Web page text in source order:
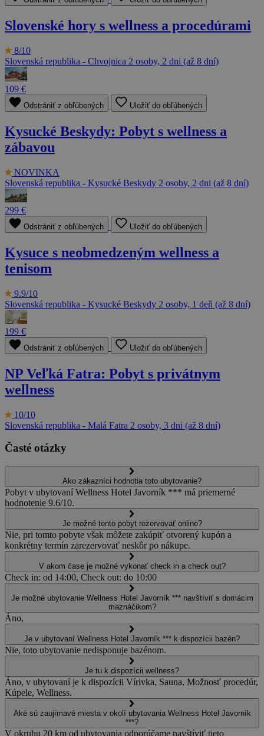
Slovenské hory s wellness a procedúrami
8/10
Slovenská republika - Chvojnica 2 osoby, 2 dni (až 8 dní)
109 €
Odstrániť z obľúbených Uložiť do obľúbených
Kysucké Beskydy: Pobyt s wellness a
zábavou
NOVINKA
Slovenská republika - Kysucké Beskydy 2 osoby, 2 dni (až 8 dní)
299 €
Odstrániť z obľúbených Uložiť do obľúbených
Kysuce s neobmedzeným wellness a
tenisom
9.9/10
Slovenská republika - Kysucké Beskydy 2 osoby, 1 deň (až 8 dní)
199 €
Odstrániť z obľúbených Uložiť do obľúbených
NP Veľká Fatra: Pobyt s privátnym
wellness
10/10
Slovenská republika - Malá Fatra 2 osoby, 3 dni (až 8 dní)
Časté otázky
Ako zákazníci hodnotia toto ubytovanie?
Pobyt v ubytovaní Wellness Hotel Javorník *** má priemerné
hodnotenie 9.6/10.
Je možné tento pobyt rezervovať online?
Nie, pri tomto pobyte však môžete zakúpiť otvorený kupón a
konkrétny termín zarezervovať neskôr po nákupe.
V akom čase je možné vykonať check in a check out?
Check in: od 14:00, Check out: do 10:00
Je možné ubytovanie Wellness Hotel Javorník *** navštíviť s domácim
maznáčikom?
Áno,
Je v ubytovaní Wellness Hotel Javorník *** k dispozícii bazén?
Nie, toto ubytovanie nedisponuje bazénom.
Je tu k dispozícii wellness?
Áno, v ubytovaní je k dispozícii Vírivka, Sauna, Možnosť procedúr,
Kúpele, Wellness.
Aké sú zaujímavé miesta v okolí ubytovania Wellness Hotel Javorník
***?
V okruhu 20 km od ubytovania odporúčame navštíviť tieto